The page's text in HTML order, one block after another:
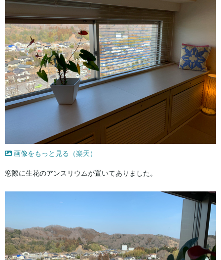
画像をもっと見る（楽天）
窓際に生花のアンスリウムが置いてありました。